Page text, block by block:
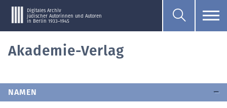
Digitales Archiv
jüdischer Autorinnen und Autoren
in Berlin 1933–1945
Akademie-Verlag
NAMEN